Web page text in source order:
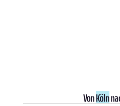
VonKöln